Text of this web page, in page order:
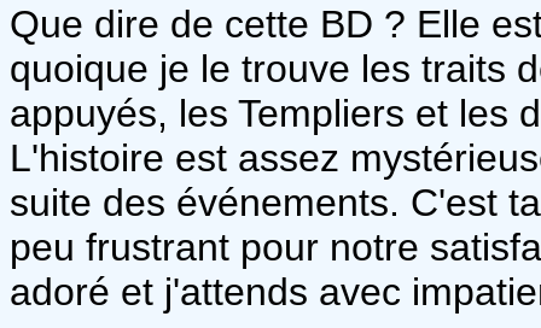
Que dire de cette BD ? Elle
quoique je le trouve les traits
appuyés, les Templiers et les
L'histoire est assez
suite des événements. C'est
peu frustrant pour notre
adoré et j'attends avec